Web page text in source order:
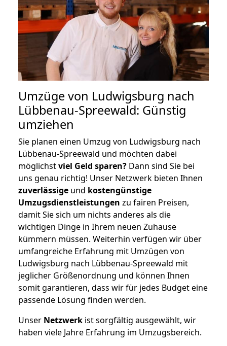
Umzüge von Ludwigsburg nach
Lübbenau-Spreewald: Günstig
umziehen
Sie planen einen Umzug von Ludwigsburg nach
Lübbenau-Spreewald und möchten dabei
möglichstviel Geld sparen? Dann sind Sie bei
uns genau richtig! Unser Netzwerk bieten Ihnen
zuverlässige und kostengünstige
Umzugsdienstleistungen zu fairen Preisen,
damit Sie sich um nichts anderes als die
wichtigen Dinge in Ihrem neuen Zuhause
kümmern müssen. Weiterhin verfügen wir über
umfangreiche Erfahrung mit Umzügen von
Ludwigsburg nach Lübbenau-Spreewald mit
jeglicher Größenordnung und können Ihnen
somit garantieren, dass wir für jedes Budget eine
passende Lösung finden werden.
Unser Netzwerk ist sorgfältig ausgewählt, wir
haben viele Jahre Erfahrung im Umzugsbereich.